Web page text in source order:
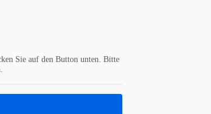
Sie auf den Button unten. Bitte